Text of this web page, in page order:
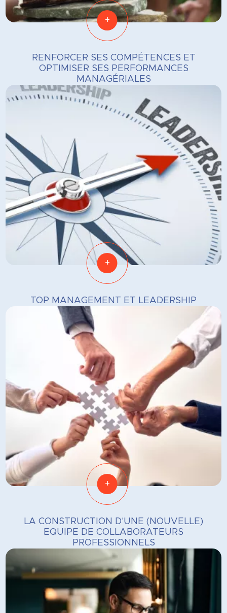
+
RENFORCER SES COMPÉTENCES ET
OPTIMISER SES PERFORMANCES
MANAGÉRIALES
+
TOP MANAGEMENT ET LEADERSHIP
+
LA CONSTRUCTION D'UNE (NOUVELLE)
EQUIPE DE COLLABORATEURS
PROFESSIONNELS